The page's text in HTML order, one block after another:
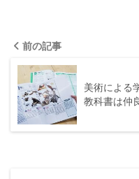
前の記事
美術による
教科書は仲